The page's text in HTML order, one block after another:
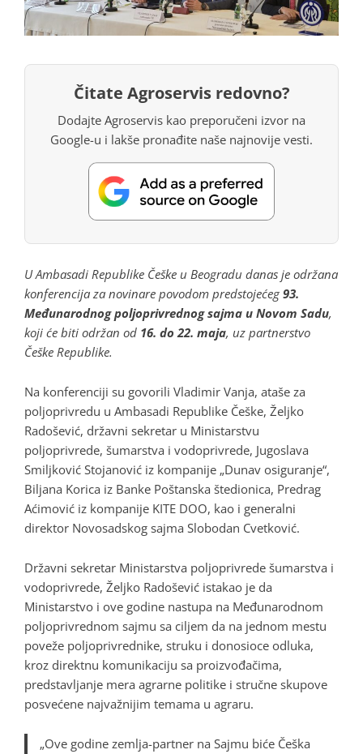
Čitate Agroservis redovno?
Dodajte Agroservis kao preporučeni izvor na
Google-u i lakše pronađite naše najnovije vesti.
U Ambasadi Republike Češke u Beogradu danas je održana
konferencija za novinare povodom predstojećeg 93.
Međunarodnog poljoprivrednog sajma u Novom Sadu,
koji će biti održan od 16. do 22. maja, uz partnerstvo
Češke Republike.
Na konferenciji su govorili Vladimir Vanja, ataše za
poljoprivredu u Ambasadi Republike Češke, Željko
Radošević, državni sekretar u Ministarstvu
poljoprivrede, šumarstva i vodoprivrede, Jugoslava
Smiljković Stojanović iz kompanije „Dunav osiguranje“,
Biljana Korica iz Banke Poštanska štedionica, Predrag
Aćimović iz kompanije KITE DOO, kao i generalni
direktor Novosadskog sajma Slobodan Cvetković.
Državni sekretar Ministarstva poljoprivrede šumarstva i
vodoprivrede, Željko Radošević istakao je da
Ministarstvo i ove godine nastupa na Međunarodnom
poljoprivrednom sajmu sa ciljem da na jednom mestu
poveže poljoprivrednike, struku i donosioce odluka,
kroz direktnu komunikaciju sa proizvođačima,
predstavljanje mera agrarne politike i stručne skupove
posvećene najvažnijim temama u agraru.
„Ove godine zemlja-partner na Sajmu biće Češka